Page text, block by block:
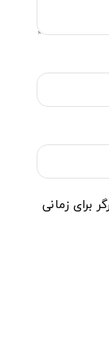
برای زمانی